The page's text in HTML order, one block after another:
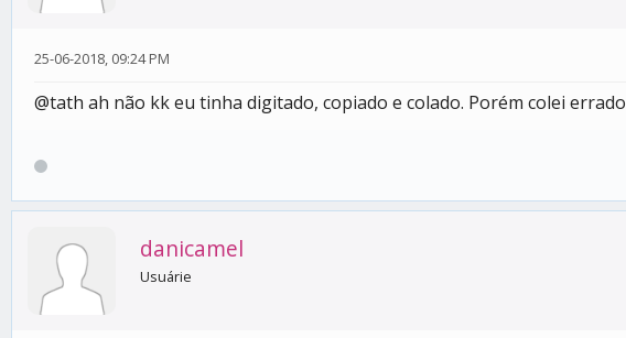
25-06-2018, 09:24 PM
@tath ah não kk eu tinha digitado, copiado e colado. Porém colei
danicamel
Usuárie